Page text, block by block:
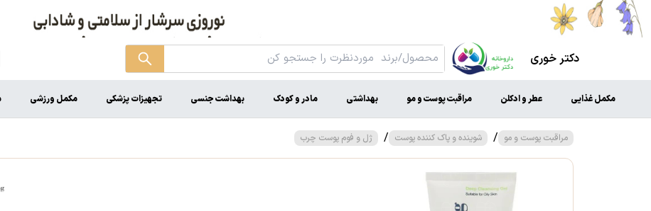
دکتر خوری
مکمل غذایی عطر و ادکلن مراقبت پوست و مو بهداشتی مادر و کودک بهداشت جنسی تجهیزات پزشکی مکمل ورزشی
مراقبت پوست و مو / شوینده و پاک کننده پوست / ژل و فوم پوست چرب